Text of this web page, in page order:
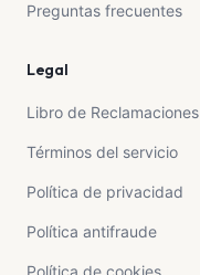
Preguntas frecuentes
Legal
Libro de Reclamaciones
Términos del servicio
Política de privacidad
Política antifraude
Política de cookies